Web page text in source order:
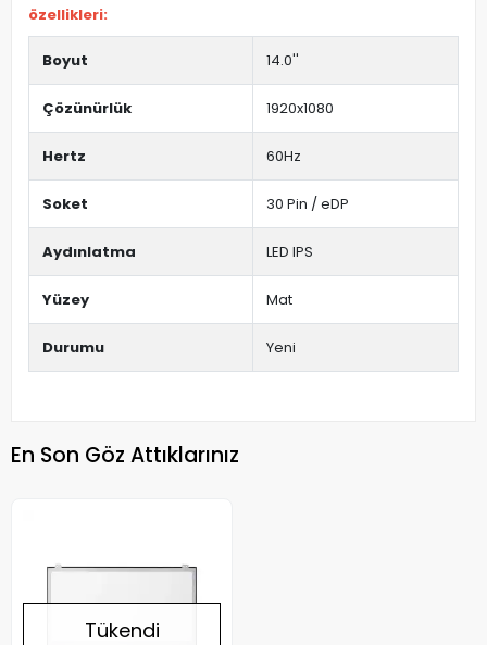
özellikleri:
Boyut 14.0''
Çözünürlük 1920x1080
Hertz 60Hz
Soket 30 Pin / eDP
Aydınlatma LED IPS
Yüzey Mat
Durumu Yeni
En Son Göz Attıklarınız
Tükendi